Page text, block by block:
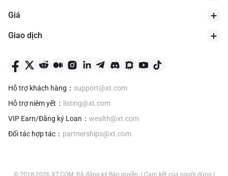
Giá
Giao dịch
Hỗ trợ khách hàng ： support@xt.com
Hỗ trợ niêm yết ：
listing@xt.com
VIP Earn/Đăng ký Loan ： wealth@xt.com
Đối tác hợp tác ： partnerships@xt.com
© 2018-2026 XT.COM Đã đăng ký Bản quyền. Cam kết của người dùng